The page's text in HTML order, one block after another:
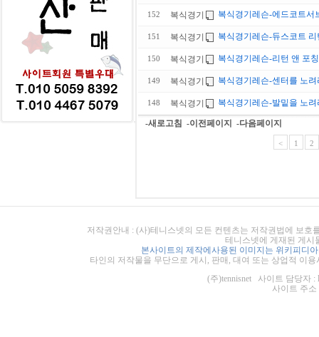
152 복식경기 복식경기레슨-에드코트서
151 복식경기 복식경기레슨-듀스코트 리
150 복식경기 복식경기레슨-리턴 앤 포칭
149 복식경기 복식경기레슨-센터를 노려
148 복식경기 복식경기레슨-발밑을 노려
-새로고침 -이전페이지 -다음페이지
< 1 2
저작권안내 : (사)테니스넷의 모든 컨텐츠는 저작권법에 보
테니스넷에 게재된 게시
본사이트의 제작에사용된 이미지는 위키피디
타인의 저작물을 무단으로 게시, 판매, 대여 또는 상업적 이
(주)tennisnet 사이트 담당자 :
사이트 주